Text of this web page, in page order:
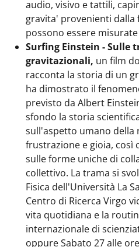
audio, visivo e tattili,
gravita' provenienti dalla
possono essere misurate
Surfing Einstein - Sulle
gravitazionali, un film
racconta la storia di un
ha dimostrato il
previsto da Albert
sfondo la storia
sull'aspetto umano della
frustrazione e gioia, così
sulle forme uniche di
collettivo. La trama si
Fisica dell'Università La
Centro di Ricerca Virgo
vita quotidiana e la
internazionale di
oppure Sabato 27 alle